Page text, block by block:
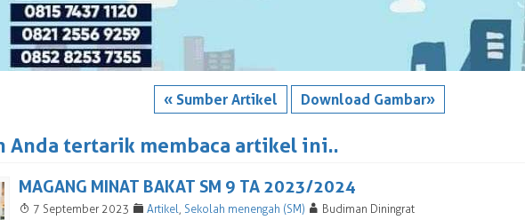
« Sumber Artikel Download Gambar»
Anda tertarik membaca artikel ini..
MAGANG MINAT BAKAT SM 9 TA 2023/2024
T 7 September 2023 F Artikel, Sekolah menengah (SM) A Budiman Diningrat